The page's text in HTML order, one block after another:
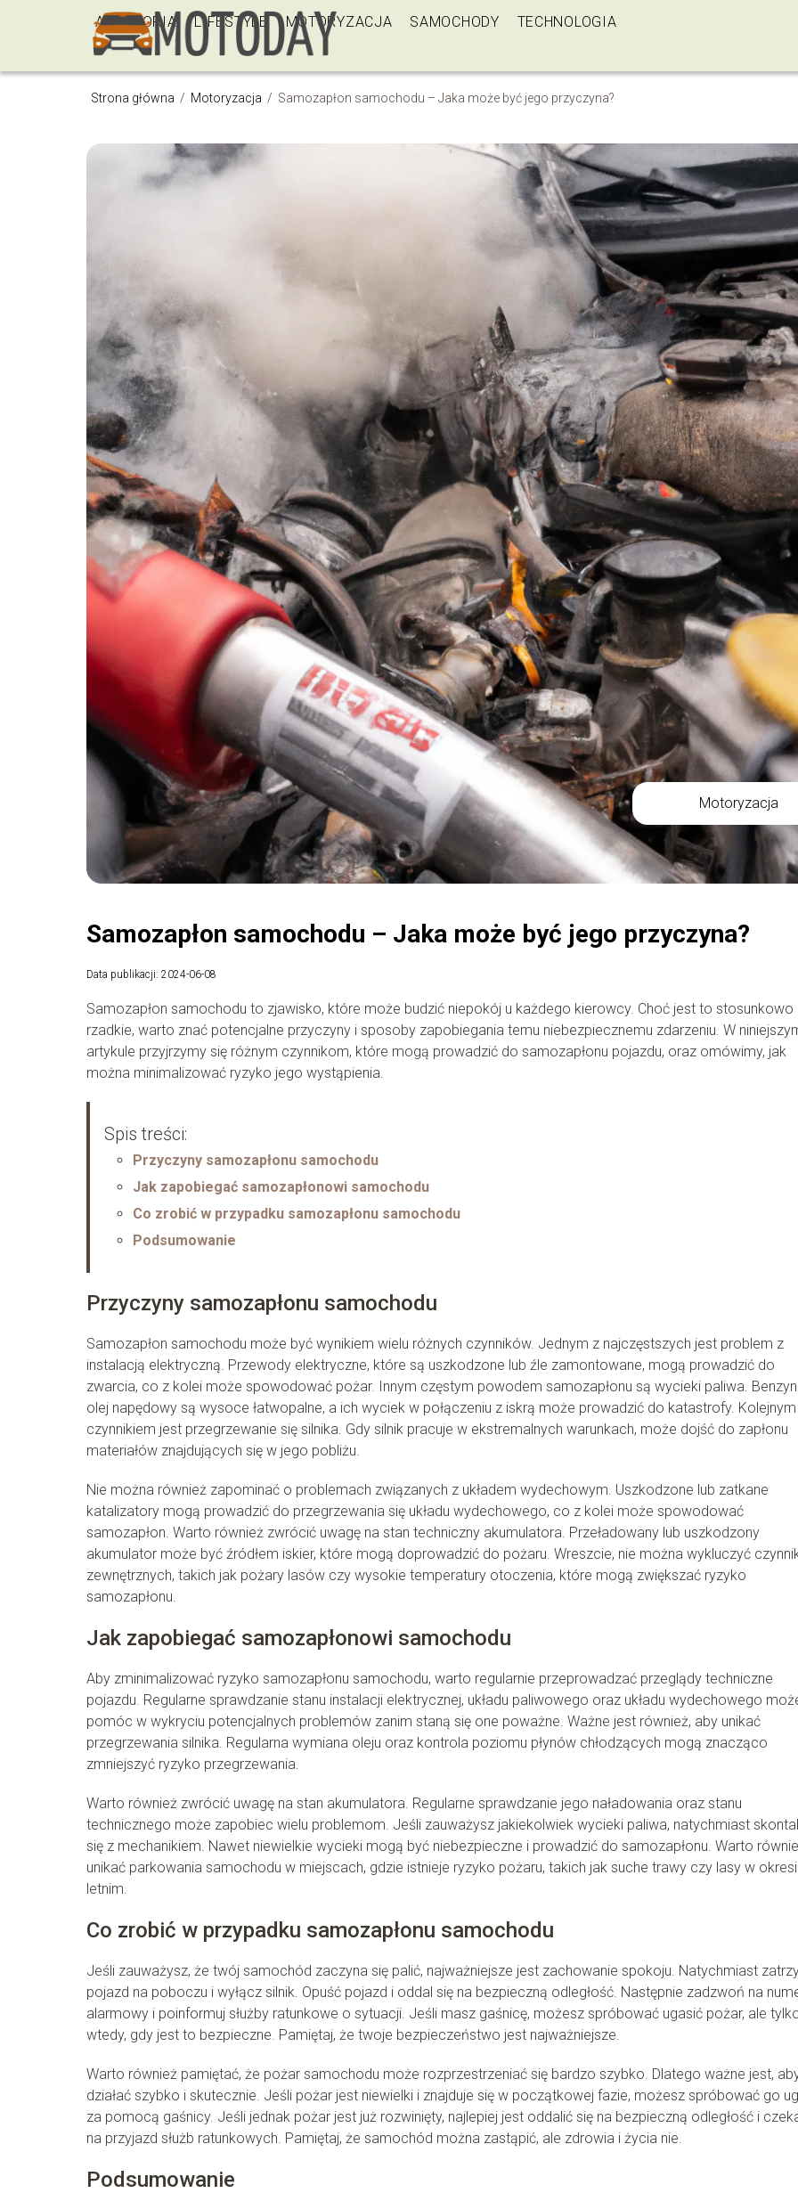
AKCESORIA LIFESTYLE MOTORYZACJA SAMOCHODY TECHNOLOGIA
Strona główna / Motoryzacja / Samozapłon samochodu – Jaka może być jego przyczyna?
Motoryzacja
Samozapłon samochodu – Jaka może być jego przyczyna?
Data publikacji: 2024-06-08
Samozapłon samochodu to zjawisko, które może budzić niepokój u każdego kierowcy. Choć jest to stosunkowo
rzadkie, warto znać potencjalne przyczyny i sposoby zapobiegania temu niebezpiecznemu zdarzeniu. W
artykule przyjrzymy się różnym czynnikom, które mogą prowadzić do samozapłonu pojazdu, oraz omówimy, jak
można minimalizować ryzyko jego wystąpienia.
Spis treści:
Przyczyny samozapłonu samochodu
Jak zapobiegać samozapłonowi samochodu
Co zrobić w przypadku samozapłonu samochodu
Podsumowanie
Przyczyny samozapłonu samochodu
Samozapłon samochodu może być wynikiem wielu różnych czynników. Jednym z najczęstszych jest problem z
instalacją elektryczną. Przewody elektryczne, które są uszkodzone lub źle zamontowane, mogą prowadzić do
zwarcia, co z kolei może spowodować pożar. Innym częstym powodem samozapłonu są wycieki paliwa.
olej napędowy są wysoce łatwopalne, a ich wyciek w połączeniu z iskrą może prowadzić do katastrofy. Kolejnym
czynnikiem jest przegrzewanie się silnika. Gdy silnik pracuje w ekstremalnych warunkach, może dojść do zapłonu
materiałów znajdujących się w jego pobliżu.
Nie można również zapominać o problemach związanych z układem wydechowym. Uszkodzone lub zatkane
katalizatory mogą prowadzić do przegrzewania się układu wydechowego, co z kolei może spowodować
samozapłon. Warto również zwrócić uwagę na stan techniczny akumulatora. Przeładowany lub uszkodzony
akumulator może być źródłem iskier, które mogą doprowadzić do pożaru. Wreszcie, nie można wykluczyć
zewnętrznych, takich jak pożary lasów czy wysokie temperatury otoczenia, które mogą zwiększać ryzyko
samozapłonu.
Jak zapobiegać samozapłonowi samochodu
Aby zminimalizować ryzyko samozapłonu samochodu, warto regularnie przeprowadzać przeglądy techniczne
pojazdu. Regularne sprawdzanie stanu instalacji elektrycznej, układu paliwowego oraz układu wydechowego
pomóc w wykryciu potencjalnych problemów zanim staną się one poważne. Ważne jest również, aby unikać
przegrzewania silnika. Regularna wymiana oleju oraz kontrola poziomu płynów chłodzących mogą znacząco
zmniejszyć ryzyko przegrzewania.
Warto również zwrócić uwagę na stan akumulatora. Regularne sprawdzanie jego naładowania oraz stanu
technicznego może zapobiec wielu problemom. Jeśli zauważysz jakiekolwiek wycieki paliwa, natychmiast
się z mechanikiem. Nawet niewielkie wycieki mogą być niebezpieczne i prowadzić do samozapłonu. Warto
unikać parkowania samochodu w miejscach, gdzie istnieje ryzyko pożaru, takich jak suche trawy czy lasy w
letnim.
Co zrobić w przypadku samozapłonu samochodu
Jeśli zauważysz, że twój samochód zaczyna się palić, najważniejsze jest zachowanie spokoju. Natychmiast
pojazd na poboczu i wyłącz silnik. Opuść pojazd i oddal się na bezpieczną odległość. Następnie zadzwoń na
alarmowy i poinformuj służby ratunkowe o sytuacji. Jeśli masz gaśnicę, możesz spróbować ugasić pożar, ale
wtedy, gdy jest to bezpieczne. Pamiętaj, że twoje bezpieczeństwo jest najważniejsze.
Warto również pamiętać, że pożar samochodu może rozprzestrzeniać się bardzo szybko. Dlatego ważne jest,
działać szybko i skutecznie. Jeśli pożar jest niewielki i znajduje się w początkowej fazie, możesz spróbować go
za pomocą gaśnicy. Jeśli jednak pożar jest już rozwinięty, najlepiej jest oddalić się na bezpieczną odległość i
na przyjazd służb ratunkowych. Pamiętaj, że samochód można zastąpić, ale zdrowia i życia nie.
Podsumowanie